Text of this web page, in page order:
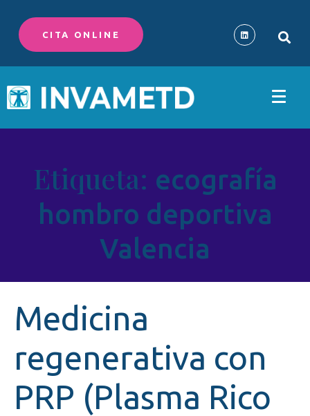
CITA ONLINE
Etiqueta: ecografía
hombro deportiva
Valencia
Medicina
regenerativa con
PRP (Plasma Rico